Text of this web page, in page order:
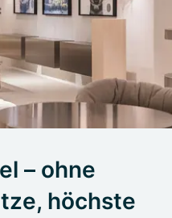
– ohne
höchste